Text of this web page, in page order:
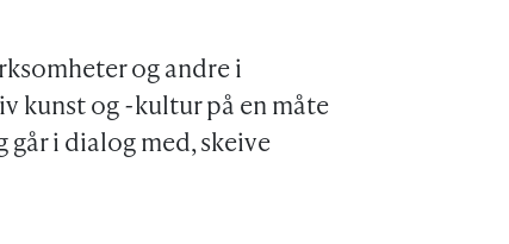
og andre i
kunst og -kultur på en måte
i dialog med, skeive